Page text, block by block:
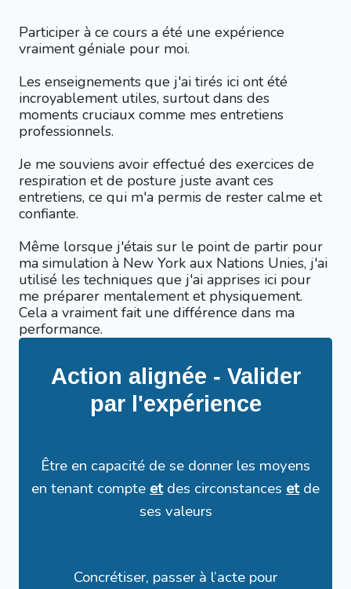
Participer à ce cours a été une expérience
vraiment géniale pour moi.
Les enseignements que j'ai tirés ici ont été
incroyablement utiles, surtout dans des
moments cruciaux comme mes entretiens
professionnels.
Je me souviens avoir effectué des exercices de
respiration et de posture juste avant ces
entretiens, ce qui m'a permis de rester calme et
confiante.
Même lorsque j'étais sur le point de partir pour
ma simulation à New York aux Nations Unies, j'ai
utilisé les techniques que j'ai apprises ici pour
me préparer mentalement et physiquement.
Cela a vraiment fait une différence dans ma
performance.
Action alignée - Valider
par l'expérience
Être en capacité de se donner les moyens
en tenant compteetdes circonstances etde
ses valeurs
Concrétiser, passer à l’acte pour